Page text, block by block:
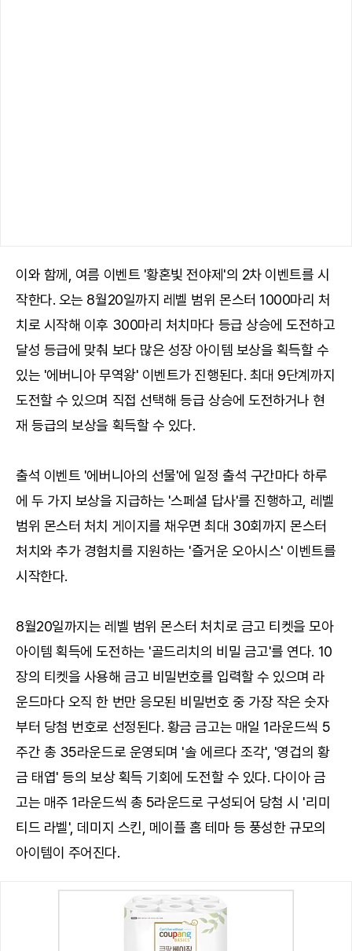
이와 함께, 여름 이벤트 '황혼빛 전야제'의 2차 이벤트를 시
작한다. 오는 8월20일까지 레벨 범위 몬스터 1000마리 처
치로 시작해 이후 300마리 처치마다 등급 상승에 도전하고
달성 등급에 맞춰 보다 많은 성장 아이템 보상을 획득할 수
있는 '에버니아 무역왕' 이벤트가 진행된다. 최대 9단계까지
도전할 수 있으며 직접 선택해 등급 상승에 도전하거나 현
재 등급의 보상을 획득할 수 있다.
출석 이벤트 '에버니아의 선물'에 일정 출석 구간마다 하루
에 두 가지 보상을 지급하는 '스페셜 답사'를 진행하고, 레벨
범위 몬스터 처치 게이지를 채우면 최대 30회까지 몬스터
처치와 추가 경험치를 지원하는 '즐거운 오아시스' 이벤트를
시작한다.
8월20일까지는 레벨 범위 몬스터 처치로 금고 티켓을 모아
아이템 획득에 도전하는 '골드리치의 비밀 금고'를 연다. 10
장의 티켓을 사용해 금고 비밀번호를 입력할 수 있으며 라
운드마다 오직 한 번만 응모된 비밀번호 중 가장 작은 숫자
부터 당첨 번호로 선정된다. 황금 금고는 매일 1라운드씩 5
주간 총 35라운드로 운영되며 '솔 에르다 조각', '영겁의 황
금 태엽' 등의 보상 획득 기회에 도전할 수 있다. 다이아 금
고는 매주 1라운드씩 총 5라운드로 구성되어 당첨 시 '리미
티드 라벨', 데미지 스킨, 메이플 홈 테마 등 풍성한 규모의
아이템이 주어진다.